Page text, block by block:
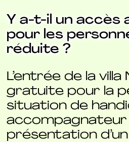
Y a-t-il un accès
pour les
réduite ?
L’entrée de la villa
gratuite pour la
situation de
accompagnateur
présentation